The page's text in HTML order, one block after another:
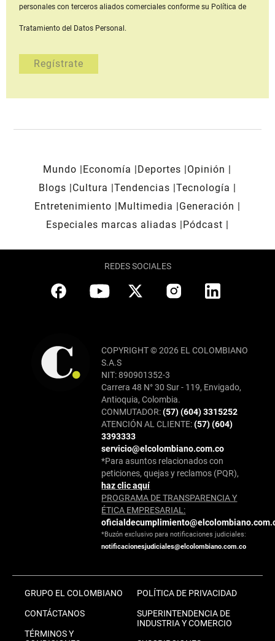
personales con terceros aliados comerciales conforme su Política de
Tratamiento del Datos Personal.
Mundo Economía Deportes
Opinión
Blogs
Cultura Tendencias Tecnología
Entretenimiento
Multimedia
Generación
Especiales marcas aliadas
Pódcast
REDES SOCIALES
COPYRIGHT © 2026 EL COLOMBIANO
S.A.S
NIT: 890901352-3
Carrera 48 N° 30 Sur - 119, Envigado,
Antioquia, Colombia.
CONMUTADOR:(57) (604) 3315252
ATENCIÓN AL CLIENTE:(57) (604)
3393333
servicio@elcolombiano.com.co
*Para asuntos relacionados con
peticiones, quejas y reclamos (PQR),
haz clic aquí
PROGRAMA DE TRANSPARENCIA Y
ÉTICA EMPRESARIAL:
*Buzón exclusivo para notificaciones judiciales:
notificacionesjudiciales@elcolombiano.com.co
GRUPO EL COLOMBIANO
CONTÁCTANOS
TÉRMINOS Y
POLÍTICA DE PRIVACIDAD
SUPERINTENDENCIA DE
INDUSTRIA Y COMERCIO